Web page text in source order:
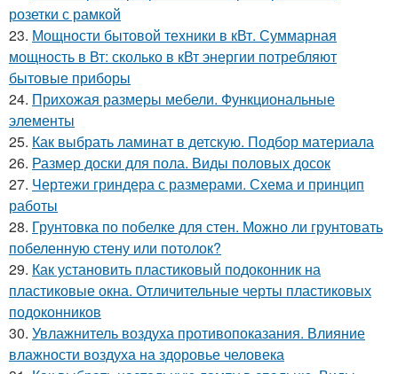
розетки с рамкой
23. Мощности бытовой техники в кВт. Суммарная
мощность в Вт: сколько в кВт энергии потребляют
бытовые приборы
24. Прихожая размеры мебели. Функциональные
элементы
25. Как выбрать ламинат в детскую. Подбор материала
26. Размер доски для пола. Виды половых досок
27. Чертежи гриндера с размерами. Схема и принцип
работы
28. Грунтовка по побелке для стен. Можно ли грунтовать
побеленную стену или потолок?
29. Как установить пластиковый подоконник на
пластиковые окна. Отличительные черты пластиковых
подоконников
30. Увлажнитель воздуха противопоказания. Влияние
влажности воздуха на здоровье человека